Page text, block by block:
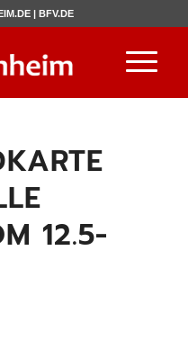
|BFV.DE
12.5-